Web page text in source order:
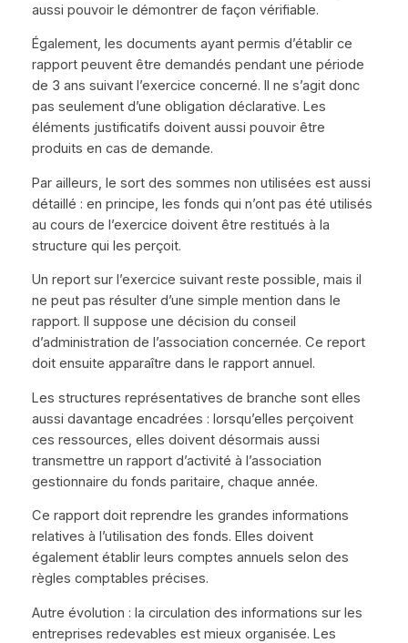
aussi pouvoir le démontrer de façon vérifiable.
Également, les documents ayant permis d’établir ce
rapport peuvent être demandés pendant une période
de 3 ans suivant l’exercice concerné. Il ne s’agit donc
pas seulement d’une obligation déclarative. Les
éléments justificatifs doivent aussi pouvoir être
produits en cas de demande.
Par ailleurs, le sort des sommes non utilisées est aussi
détaillé : en principe, les fonds qui n’ont pas été utilisés
au cours de l’exercice doivent être restitués à la
structure qui les perçoit.
Un report sur l’exercice suivant reste possible, mais il
ne peut pas résulter d’une simple mention dans le
rapport. Il suppose une décision du conseil
d’administration de l’association concernée. Ce report
doit ensuite apparaître dans le rapport annuel.
Les structures représentatives de branche sont elles
aussi davantage encadrées : lorsqu’elles perçoivent
ces ressources, elles doivent désormais aussi
transmettre un rapport d’activité à l’association
gestionnaire du fonds paritaire, chaque année.
Ce rapport doit reprendre les grandes informations
relatives à l’utilisation des fonds. Elles doivent
également établir leurs comptes annuels selon des
règles comptables précises.
Autre évolution : la circulation des informations sur les
entreprises redevables est mieux organisée. Les